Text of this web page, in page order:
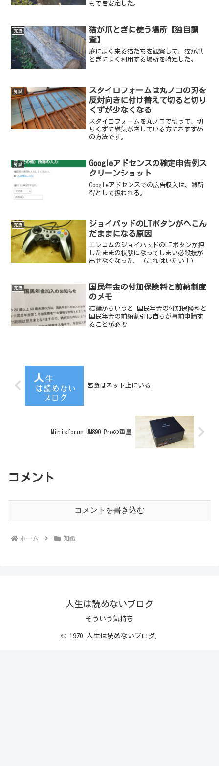
もでき安定した。
知識
猫が爪とぎに使う場所【独自調
査】
庭によく来る猫たちを観察して、猫が爪
とぎによく利用する場所を特定した。
知識
スタイロフォームは丸ノコの刃を
反対向きに付け替えて切ると切り
くずが少なくなる
スタイロフォームを丸ノコで切って、切
りくずに嫌気がさしている方におすすめ
の方法です。
知識
Googleアドセンスの確定申告例ス
クリーンショット
Googleアドセンスでの広告収入は、雑所
得として扱われる。
知識
ジョイパッドのLTボタンがへこん
だままになる原因
エレコムのジョイパッドのLTボタンが押
したままの状態になってしまい必殺技が
出せなくなった。（これはいたい！）
知識
国民年金の付加保険料と前納制度
のメモ
結論からいうと 国民年金の付加保険料と
国民年金の前納割引は自らが事前申請す
ることが必要
乞食はネット上にいる
Minisforum UM890 Proの重量
コメント
コメントを書き込む
ホーム 知識
人生は読めないブログ
そういう気持ち
© 1970 人生は読めないブログ.